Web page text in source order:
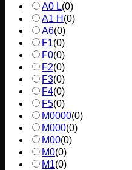
A0 L(0)
A1 H (0)
A6(0)
F1(0)
F0(0)
F2(0)
F3(0)
F4(0)
F5(0)
M0000(0)
M000(0)
M00(0)
M0(0)
M1(0)